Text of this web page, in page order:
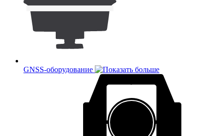
GNSS-оборудование